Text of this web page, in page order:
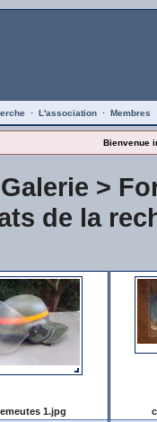
· L'association · Membres
Bienvenue
Galerie >
de la
1.jpg